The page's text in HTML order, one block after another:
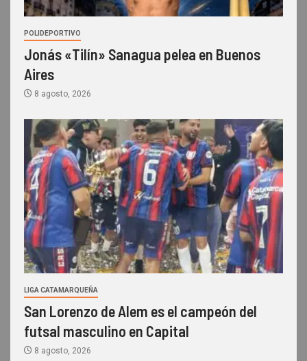
POLIDEPORTIVO
Jonás «Tilín» Sanagua pelea en Buenos
Aires
8 agosto, 2026
LIGA CATAMARQUEÑA
San Lorenzo de Alem es el campeón del
futsal masculino en Capital
8 agosto, 2026